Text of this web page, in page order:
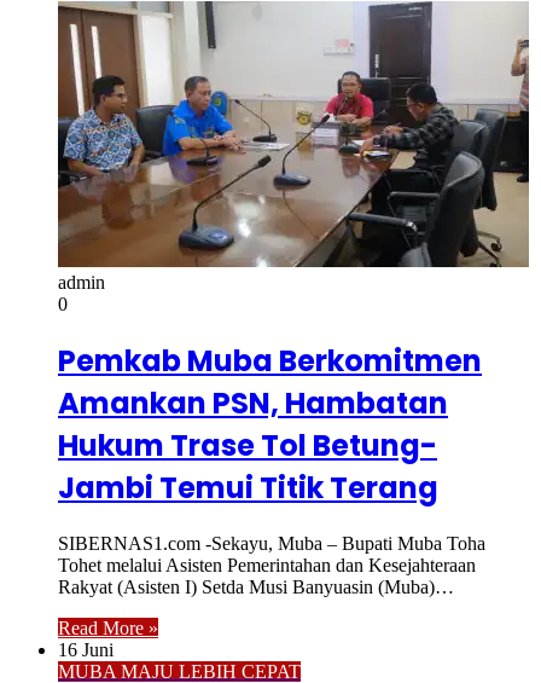
admin
0
Pemkab Muba Berkomitmen
Amankan PSN, Hambatan
Hukum Trase Tol Betung-
Jambi Temui Titik Terang
SIBERNAS1.com -Sekayu, Muba – Bupati Muba Toha
Tohet melalui Asisten Pemerintahan dan Kesejahteraan
Rakyat (Asisten I) Setda Musi Banyuasin (Muba)…
Read More »
16 Juni
MUBA MAJU LEBIH CEPAT